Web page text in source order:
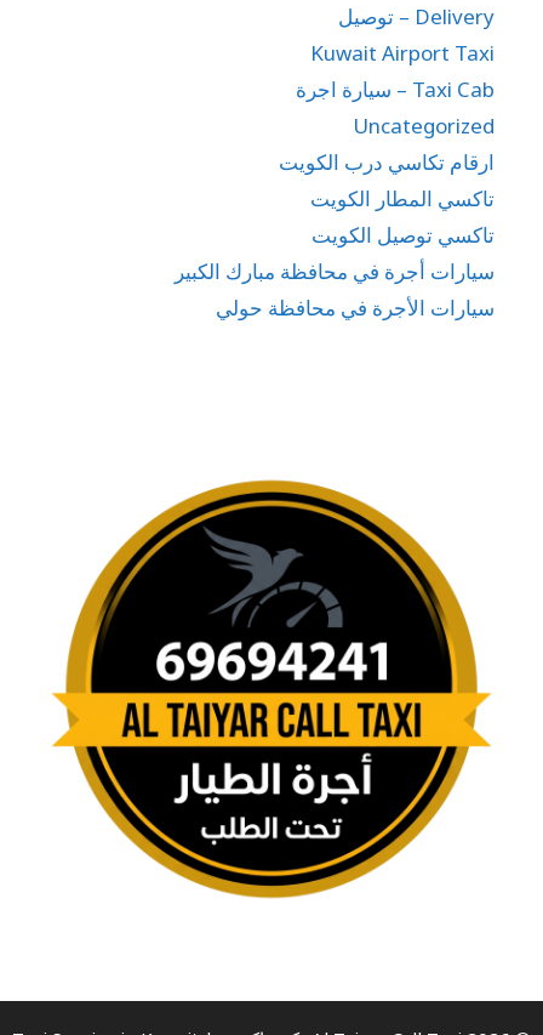
Delivery – توصيل
Kuwait Airport Taxi
Taxi Cab – سيارة اجرة
Uncategorized
ارقام تكاسي درب الكويت
تاكسي المطار الكويت
تاكسي توصيل الكويت
سيارات أجرة في محافظة مبارك الكبير
سيارات الأجرة في محافظة حولي